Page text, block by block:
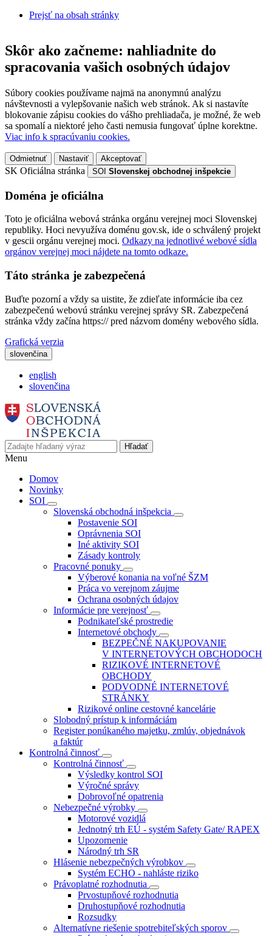
Prejsť na obsah stránky
Skôr ako začneme: nahliadnite do
spracovania vašich osobných údajov
Súbory cookies používame najmä na anonymnú analýzu
návštevnosti a vylepšovanie našich web stránok. Ak si nastavíte
blokovanie zápisu cookies do vášho prehliadača, je možné, že web
sa spomalí a niektoré jeho časti nemusia fungovať úplne korektne.
Viac info k spracúvaniu cookies.
Odmietnuť Nastaviť Akceptovať
SK Oficiálna stránka SOI Slovenskej obchodnej inšpekcie
Doména je oficiálna
Toto je oficiálna webová stránka orgánu verejnej moci Slovenskej
republiky. Hoci nevyužíva doménu gov.sk, ide o schválený projekt
v gescii orgánu verejnej moci. Odkazy na jednotlivé webové sídla
orgánov verejnej moci nájdete na tomto odkaze.
Táto stránka je zabezpečená
Buďte pozorní a vždy sa uistite, že zdieľate informácie iba cez
zabezpečenú webovú stránku verejnej správy SR. Zabezpečená
stránka vždy začína https:// pred názvom domény webového sídla.
Grafická verzia
slovenčina
english
slovenčina
Hľadať
Menu
Domov
Novinky
SOI
Slovenská obchodná inšpekcia
Postavenie SOI
Oprávnenia SOI
Iné aktivity SOI
Zásady kontroly
Pracovné ponuky
Výberové konania na voľné ŠZM
Práca vo verejnom záujme
Ochrana osobných údajov
Informácie pre verejnosť
Podnikateľské prostredie
Internetové obchody
BEZPEČNÉ NAKUPOVANIE
V INTERNETOVÝCH OBCHODOCH
RIZIKOVÉ INTERNETOVÉ
OBCHODY
PODVODNÉ INTERNETOVÉ
STRÁNKY
Rizikové online cestovné kancelárie
Slobodný prístup k informáciám
Register ponúkaného majetku, zmlúv, objednávok
a faktúr
Kontrolná činnosť
Kontrolná činnosť
Výsledky kontrol SOI
Výročné správy
Dobrovoľné opatrenia
Nebezpečné výrobky
Motorové vozidlá
Jednotný trh EÚ - systém Safety Gate/ RAPEX
Upozornenie
Národný trh SR
Hlásenie nebezpečných výrobkov
Systém ECHO - nahláste riziko
Právoplatné rozhodnutia
Prvostupňové rozhodnutia
Druhostupňové rozhodnutia
Rozsudky
Alternatívne riešenie spotrebiteľských sporov